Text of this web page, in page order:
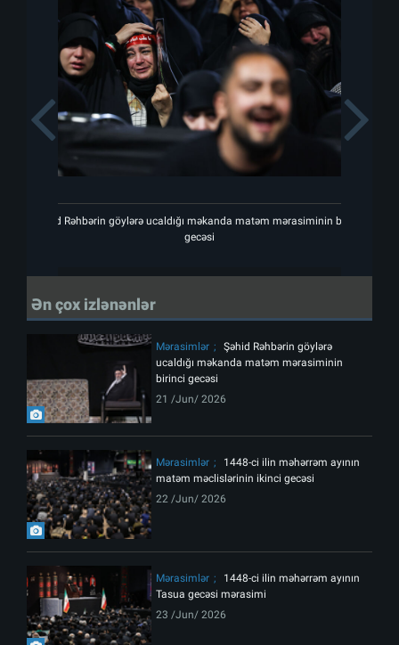
Şəhid Rəhbərin göylərə ucaldığı məkanda matəm mərasiminin birinci
gecəsi
Previous
Ən çox izlənənlər
Mərasimlər
Şəhid Rəhbərin göylərə
ucaldığı məkanda matəm mərasiminin
birinci gecəsi
21 /Jun/ 2026
Mərasimlər
1448-ci ilin məhərrəm ayının
matəm məclislərinin ikinci gecəsi
22 /Jun/ 2026
Mərasimlər
1448-ci ilin məhərrəm ayının
Tasua gecəsi mərasimi
23 /Jun/ 2026